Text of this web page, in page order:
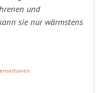
und
sie nur wärmstens